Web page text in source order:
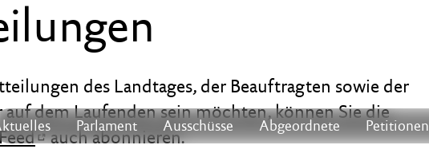
Parlament Ausschüsse Abgeordnete Petitionen
des Landtages, der Beauftragten sowie der
dem Laufenden sein möchten, können Sie die
auch abonnieren.